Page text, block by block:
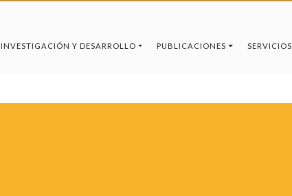
INVESTIGACIÓN Y DESARROLLO PUBLICACIONES SERVICIOS